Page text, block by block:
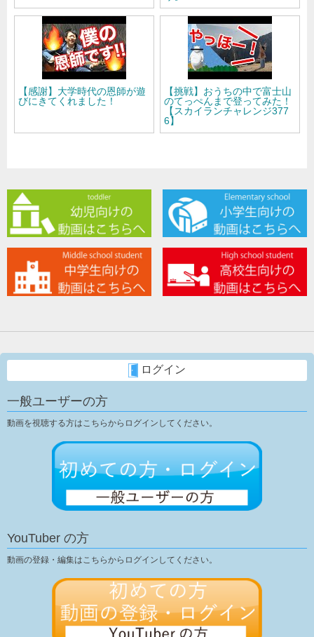
【感謝】大学時代の恩師が遊
びにきてくれました！
【挑戦】おうちの中で富士山
のてっぺんまで登ってみた！
【スカイランチャレンジ377
6】
ログイン
一般ユーザーの方
動画を視聴する方はこちらからログインしてください。
YouTuber の方
動画の登録・編集はこちらからログインしてください。